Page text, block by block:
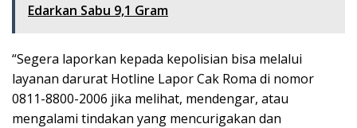
Edarkan Sabu 9,1 Gram
“Segera laporkan kepada kepolisian bisa melalui
layanan darurat Hotline Lapor Cak Roma di nomor
0811-8800-2006 jika melihat, mendengar, atau
mengalami tindakan yang mencurigakan dan